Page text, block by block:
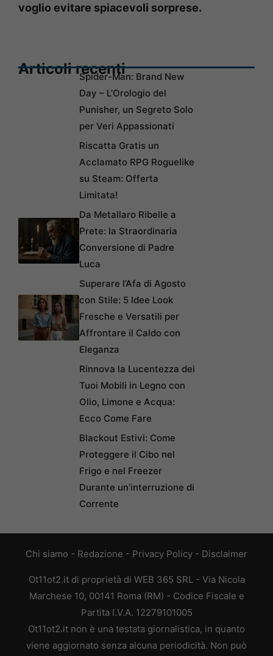
voglio evitare spiacevoli sorprese.
Articoli recentiSpider-Man: Brand New
Day – L’Orologio del
Punisher, un Segreto Solo
per Veri Appassionati
Riscatta Gratis un
Acclamato RPG Roguelike
su Steam: Offerta
Limitata!
Da Metallaro Ribelle a
Prete: la Straordinaria
Conversione di Padre
Luca
Superare l’Afa di Agosto
con Stile: 5 Idee Look
Fresche e Versatili per
Affrontare il Caldo con
Eleganza
Rinnova la Lucentezza dei
Tuoi Mobili in Legno con
Olio, Limone e Acqua:
Ecco Come Fare
Blackout Estivi: Come
Proteggere il Cibo nel
Frigo e nel Freezer
Durante un’interruzione di
Corrente
Chi siamo - Redazione - Privacy Policy - Disclaimer
Ot11ot2.it di proprietà di WEB 365 SRL - Via Nicola
Marchese 10, 00141 Roma (RM) - Codice Fiscale e
Partita I.V.A. 12279101005
Ot11ot2.it non è una testata giornalistica, in quanto
viene aggiornato senza alcuna periodicità. Non può